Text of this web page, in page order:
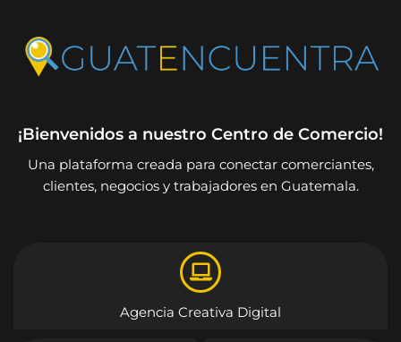
¡Bienvenidos a nuestro Centro de Comercio!
Una plataforma creada para conectar comerciantes,
clientes, negocios y trabajadores en Guatemala.
Agencia Creativa Digital